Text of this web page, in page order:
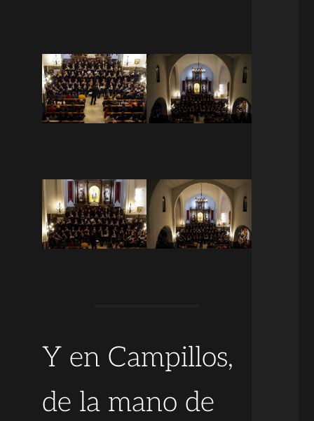
Y en Campillos,
de la mano de